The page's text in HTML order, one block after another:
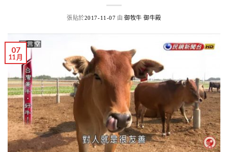
張貼於2017-11-07 由御牧牛 御牛殿
07
11 月